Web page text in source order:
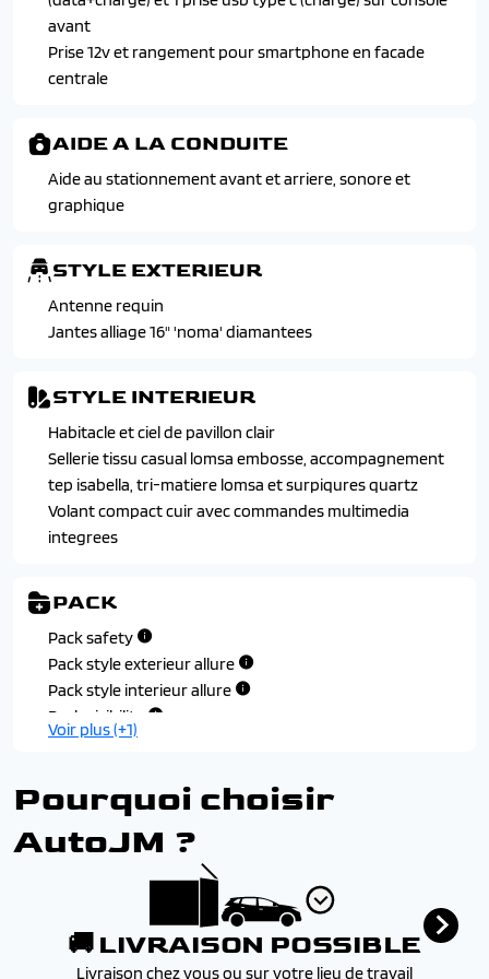
Siege conducteur reglable en hauteur
Telecommande 3 boutons + cle standard
Vitres laterales arriere et lunette arriere chauffante
Detection de sous gonflage indirecte
Esc+asr+abs+ref+afu+cds+tsm
Esp deconnectable avec aide au demarrage en pense (hill
indicateur de direction a lampe
Fixation isofix et top tether aux places laterales arriere
Peugeot connect sos et assistance
led 3 griffes
Verrouillage automatique de tous les ouvrants en
roulant
avant
Prise 12v et rangement pour smartphone en facade
centrale
AIDE A LA CONDUITE
Aide au stationnement avant et arriere, sonore et
graphique
STYLE EXTERIEUR
Antenne requin
Jantes alliage 16" 'noma' diamantees
STYLE INTERIEUR
Habitacle et ciel de pavillon clair
Sellerie tissu casual lomsa embosse, accompagnement
tep isabella, tri-matiere lomsa et surpiqures quartz
Volant compact cuir avec commandes multimedia
integrees
PACK
Pack safety
Pack style exterieur allure
Pack style interieur allure
Pack visibilite
Voir plus (+1)
Pourquoi choisir
AutoJM ?
🚚 LIVRAISON POSSIBLE
Livraison chez vous ou sur votre lieu de travail